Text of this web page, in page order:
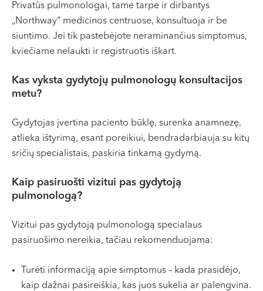
Privatūs pulmonologai, tame tarpe ir dirbantys
„Northway“ medicinos centruose, konsultuoja ir be
siuntimo. Jei tik pastebėjote neraminančius simptomus,
kviečiame nelaukti ir registruotis iškart.
Kas vyksta gydytojų pulmonologų konsultacijos
metu?
Gydytojas įvertina paciento būklę, surenka anamnezę,
atlieka ištyrimą, esant poreikiui, bendradarbiauja su kitų
sričių specialistais, paskiria tinkamą gydymą.
Kaip pasiruošti vizitui pas gydytoją
pulmonologą?
Vizitui pas gydytoją pulmonologą specialaus
pasiruošimo nereikia, tačiau rekomenduojama:
Turėti informaciją apie simptomus – kada prasidėjo,
kaip dažnai pasireiškia, kas juos sukelia ar palengvina.